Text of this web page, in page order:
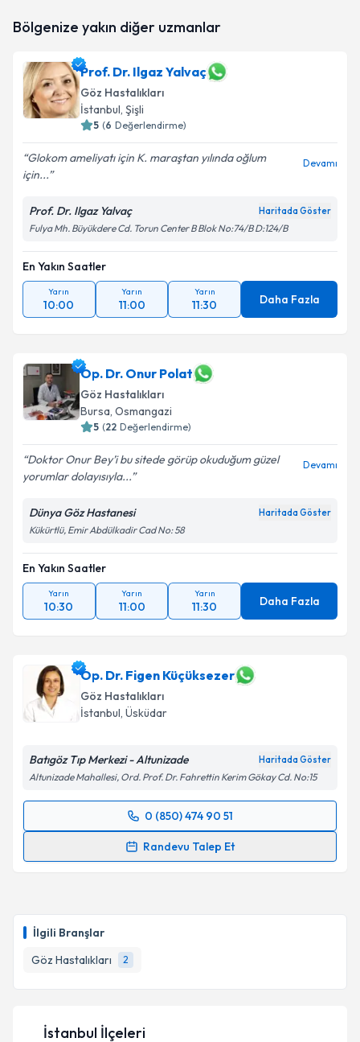
İlgili Branşlar
Göz Hastalıkları
2
Bölgenize yakın diğer uzmanlar
Prof. Dr. Ilgaz Yalvaç
Göz Hastalıkları
İstanbul, Şişli
5 (6 Değerlendirme)
Glokom ameliyatı için K. maraştan yılında oğlum
için...
Devamı
Prof. Dr. Ilgaz Yalvaç Haritada Göster
Fulya Mh. Büyükdere Cd. Torun Center B Blok No:74/B D:124/B
En Yakın Saatler
Yarın
10:00
Yarın
11:00
Yarın
11:30 Daha Fazla
Op. Dr. Onur Polat
Göz Hastalıkları
Bursa, Osmangazi
5 (22 Değerlendirme)
Doktor Onur Bey’i bu sitede görüp okuduğum güzel
yorumlar dolayısıyla...
Devamı
Dünya Göz Hastanesi Haritada Göster
Kükürtlü, Emir Abdülkadir Cad No: 58
En Yakın Saatler
Yarın
10:30
Yarın
11:00
Yarın
11:30 Daha Fazla
Op. Dr. Figen Küçüksezer
Göz Hastalıkları
İstanbul, Üsküdar
Batıgöz Tıp Merkezi - Altunizade Haritada Göster
Altunizade Mahallesi, Ord. Prof. Dr. Fahrettin Kerim Gökay Cd. No:15
0 (850) 474 90 51
Randevu Talep Et
Randevu Takvimi Talebi
E-posta Adresiniz
Kişisel verilerimin işlenmesine ilişkin
Metni'ni okudum ve kişisel verilerimin belirtilen
İstanbul İlçeleri